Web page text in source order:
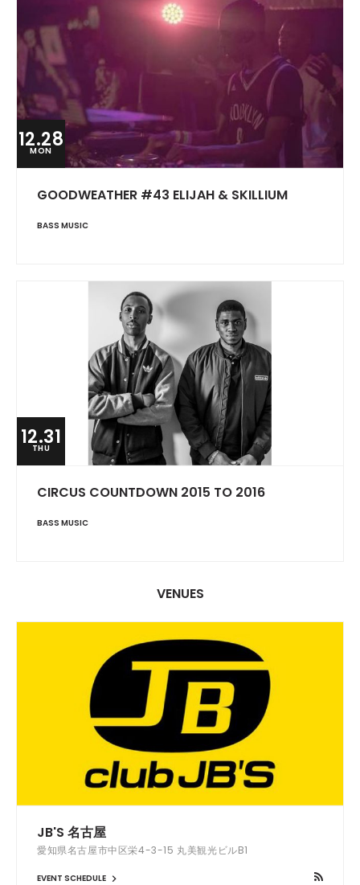
12.28
MON
GOODWEATHER #43 ELIJAH & SKILLIUM
BASS MUSIC
12.31
THU
CIRCUS COUNTDOWN 2015 TO 2016
BASS MUSIC
VENUES
JB'S 名古屋
愛知県名古屋市中区栄4-3-15 丸美観光ビルB1
EVENT SCHEDULE